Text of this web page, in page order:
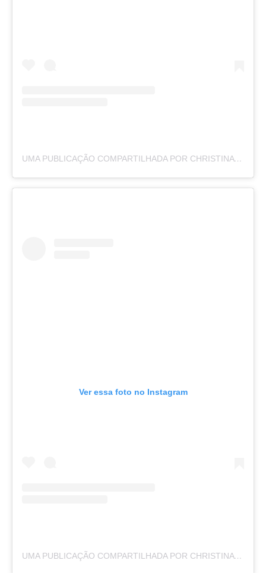
UMA PUBLICAÇÃO COMPARTILHADA POR CHRISTINA BELDING (@CHRISTINABELDING)
Ver essa foto no Instagram
UMA PUBLICAÇÃO COMPARTILHADA POR CHRISTINA BELDING (@CHRISTINABELDING)